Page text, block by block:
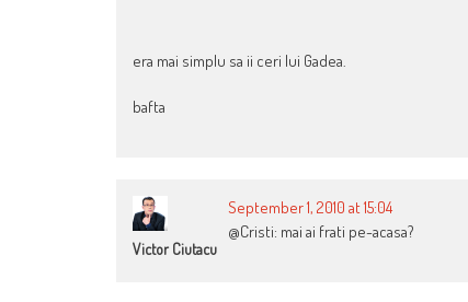
era mai simplu sa ii ceri lui Gadea.
bafta
Victor Ciutacu
September 1, 2010 at 15:04
@Cristi: mai ai frati pe-acasa?